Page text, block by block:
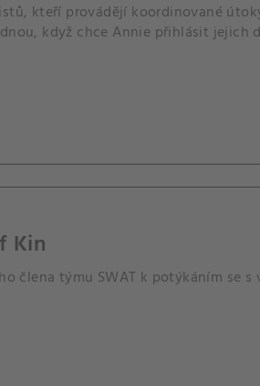
kteří provádějí koordinované
když chce Annie přihlásit jejich
Kin
člena týmu SWAT k potýkáním se